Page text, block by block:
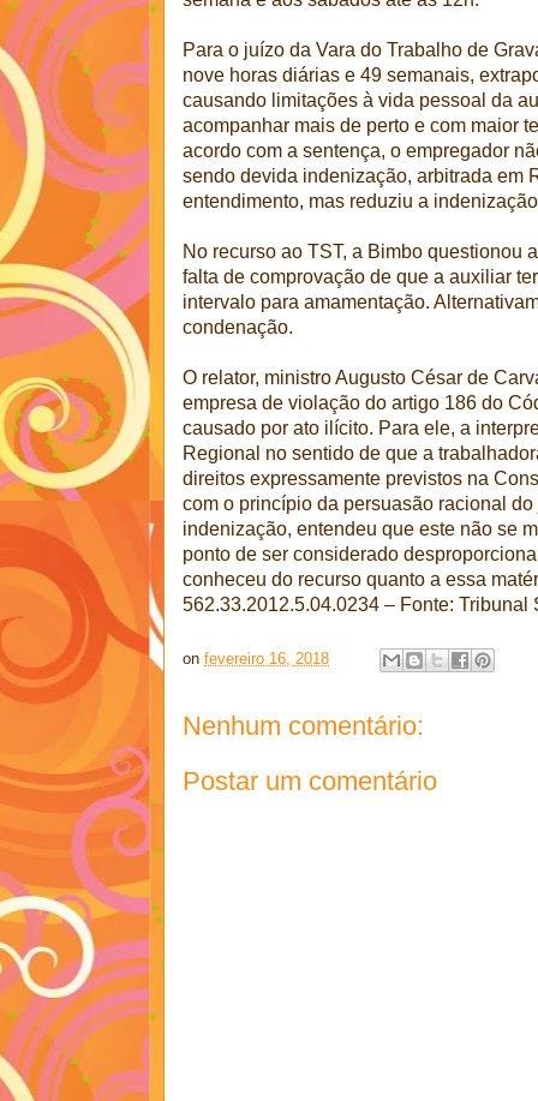
Para o juízo da Vara do Trabalho de
nove horas diárias e 49 semanais,
causando limitações à vida pessoal da
acompanhar mais de perto e com maior
acordo com a sentença, o empregador
sendo devida indenização, arbitrada em
entendimento, mas reduziu a
No recurso ao TST, a Bimbo questionou
falta de comprovação de que a auxiliar
intervalo para amamentação.
condenação.
O relator, ministro Augusto César de
empresa de violação do artigo 186 do
causado por ato ilícito. Para ele, a
Regional no sentido de que a
direitos expressamente previstos na
com o princípio da persuasão racional
indenização, entendeu que este não se
ponto de ser considerado
conheceu do recurso quanto a essa
562.33.2012.5.04.0234 – Fonte:
on fevereiro 16, 2018
Nenhum comentário:
Postar um comentário